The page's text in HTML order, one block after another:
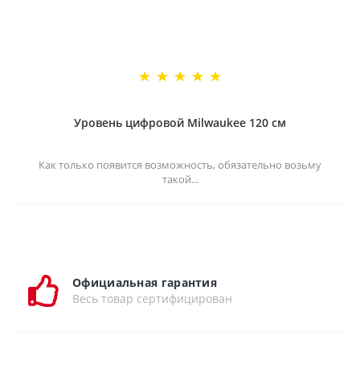
Уровень цифровой Milwaukee 120 см
Как только появится возможность, обязательно возьму
такой...
Официальная гарантия
Весь товар сертифицирован